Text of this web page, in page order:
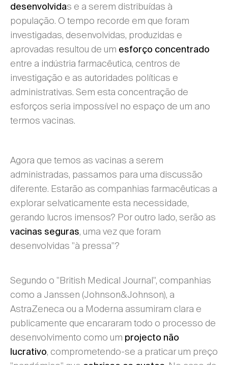
desenvolvidas e a serem distribuídas à
população. O tempo recorde em que foram
investigadas, desenvolvidas, produzidas e
aprovadas resultou de um esforço concentrado
entre a indústria farmacêutica, centros de
investigação e as autoridades políticas e
administrativas. Sem esta concentração de
esforços seria impossível no espaço de um ano
termos vacinas.
Agora que temos as vacinas a serem
administradas, passamos para uma discussão
diferente. Estarão as companhias farmacêuticas a
explorar selvaticamente esta necessidade,
gerando lucros imensos? Por outro lado, serão as
vacinas seguras, uma vez que foram
desenvolvidas "à pressa"?
Segundo o "British Medical Journal", companhias
como a Janssen (Johnson&Johnson), a
AstraZeneca ou a Moderna assumiram clara e
publicamente que encararam todo o processo de
desenvolvimento como um projecto não
lucrativo, comprometendo-se a praticar um preço